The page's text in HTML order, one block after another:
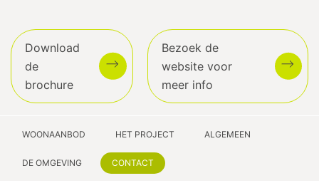
Download
de
brochure
Bezoek de
website voor
meer info
WOONAANBOD HET PROJECT ALGEMEEN
DE OMGEVING CONTACT